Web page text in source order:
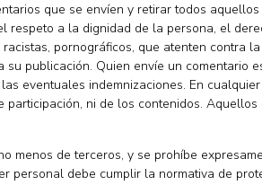
que se envíen y retirar todos
a la dignidad de la persona, el
pornográficos, que atenten contra
publicación. Quien envíe un
eventuales indemnizaciones. En
ni de los contenidos.
menos de terceros, y se prohíbe
debe cumplir la normativa de